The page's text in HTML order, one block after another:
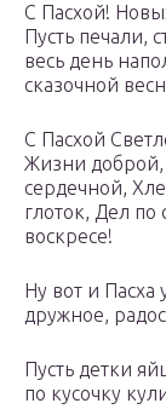
С Пасхой!
Пусть печали,
весь день
сказочной
С Пасхой
Жизни
сердечной,
глоток, Дел по
воскресе!
Ну вот и Пасха
дружное,
Пусть детки
по кусочку